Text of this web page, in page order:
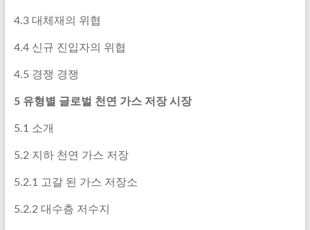
4.3 대체재의 위협
4.4 신규 진입자의 위협
4.5 경쟁 경쟁
5 유형별 글로벌 천연 가스 저장 시장
5.1 소개
5.2 지하 천연 가스 저장
5.2.1 고갈 된 가스 저장소
5.2.2 대수층 저수지